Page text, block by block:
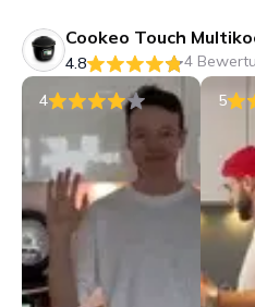
4.8
4
4
5